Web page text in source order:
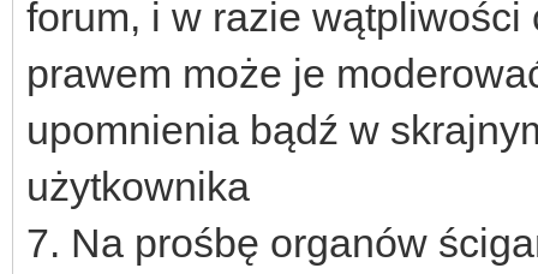
forum, i w razie
prawem może je
upomnienia bądź w
użytkownika
7. Na prośbę organów